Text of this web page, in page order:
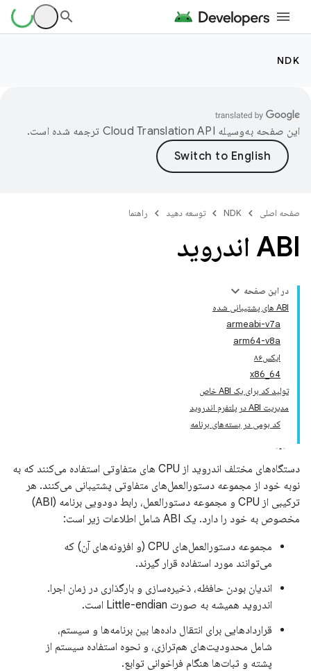
NDK
این صفحه به‌وسیله ترجمه شده است.
صفحه اصلی NDK توسعه دهید راهنما
ABI اندروید
در این صفحه
ABI های پشتیبانی شده
armeabi-v7a
arm64-v8a
ایکس۸۶
x86_64
تولید کد برای یک ABI خاص
مدیریت ABI در پلتفرم اندروید
کد بومی در بسته‌های برنامه
دستگاه‌های مختلف اندروید از CPU های متفاوتی استفاده می‌کنند که به
نوبه خود از مجموعه دستورالعمل‌های متفاوتی پشتیبانی می‌کنند. هر
ترکیبی از CPU و مجموعه دستورالعمل، رابط دودویی برنامه (ABI)
مخصوص به خود را دارد. یک ABI شامل اطلاعات زیر است:
مجموعه دستورالعمل‌های CPU (و افزونه‌های آن) که
می‌توانند مورد استفاده قرار گیرند.
اندیان بودن حافظه، ذخیره‌سازی و بارگذاری در زمان اجرا.
اندروید همیشه به صورت Little-endian است.
قراردادهایی برای انتقال داده‌ها بین برنامه‌ها و سیستم،
شامل محدودیت‌های هم‌ترازی، و نحوه استفاده سیستم از
پشته و ثبات‌ها هنگام فراخوانی توابع.